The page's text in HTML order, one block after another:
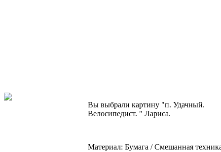
Вы выбрали картину "п. Удачный.
Велосипедист. " Лариса.
Материал: Бумага / Смешанная